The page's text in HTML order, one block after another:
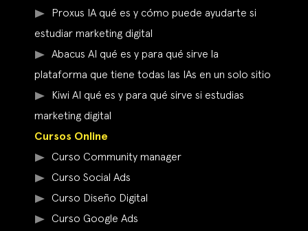
Proxus IA qué es y cómo puede ayudarte si
estudiar marketing digital
Abacus AI qué es y para qué sirve la
plataforma que tiene todas las IAs en un solo sitio
Kiwi AI qué es y para qué sirve si estudias
marketing digital
Cursos Online
Curso Community manager
Curso Social Ads
Curso Diseño Digital
Curso Google Ads